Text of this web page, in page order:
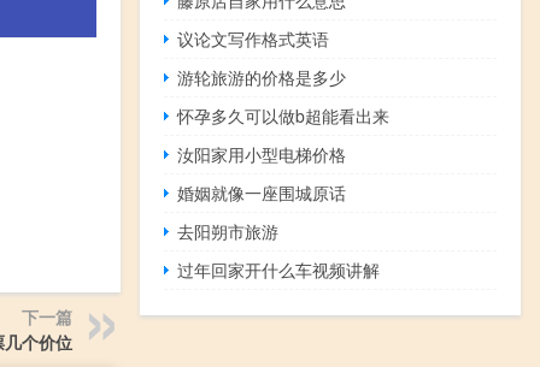
下一篇
个价位
议论文写作格式英语
游轮旅游的价格是多少
怀孕多久可以做b超能看出来
汝阳家用小型电梯价格
婚姻就像一座围城原话
去阳朔市旅游
过年回家开什么车视频讲解